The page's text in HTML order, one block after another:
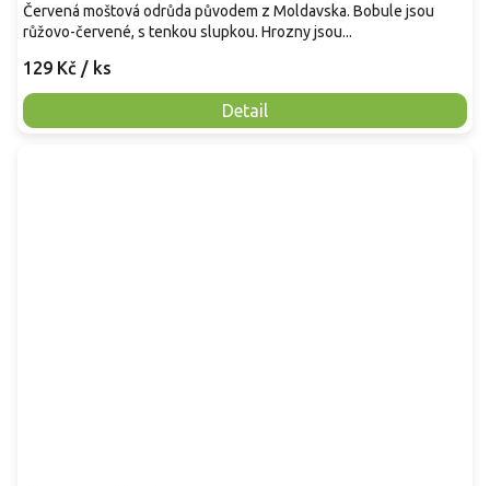
129 Kč / ks
Detail
Červená moštová odrůda původem z Moldavska. Bobule jsou
růžovo-červené, s tenkou slupkou. Hrozny jsou...